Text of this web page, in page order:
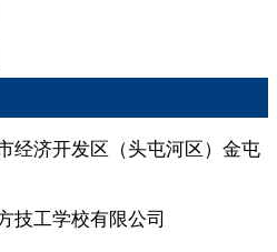
经济开发区（头屯河区）金屯
技工学校有限公司